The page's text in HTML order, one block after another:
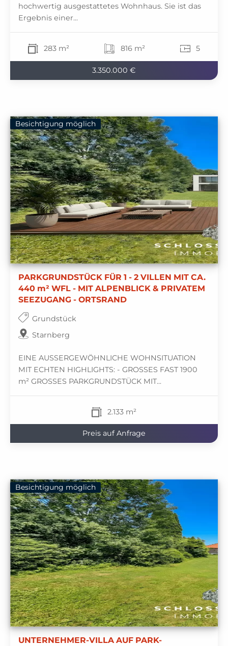
hochwertig ausgestattetes Wohnhaus. Sie ist das
Ergebnis einer...
283 m² 816 m² 5
3.350.000 €
Besichtigung möglich
PARKGRUNDSTÜCK FÜR 1 - 2 VILLEN MIT CA.
440 m² WFL - MIT ALPENBLICK & PRIVATEM
SEEZUGANG - ORTSRAND
Grundstück
Starnberg
EINE AUSSERGEWÖHNLICHE WOHNSITUATION
MIT ECHTEN HIGHLIGHTS: - GROSSES FAST 1900
m² GROSSES PARKGRUNDSTÜCK MIT...
2.133 m²
Preis auf Anfrage
Besichtigung möglich
UNTERNEHMER-VILLA AUF PARK-